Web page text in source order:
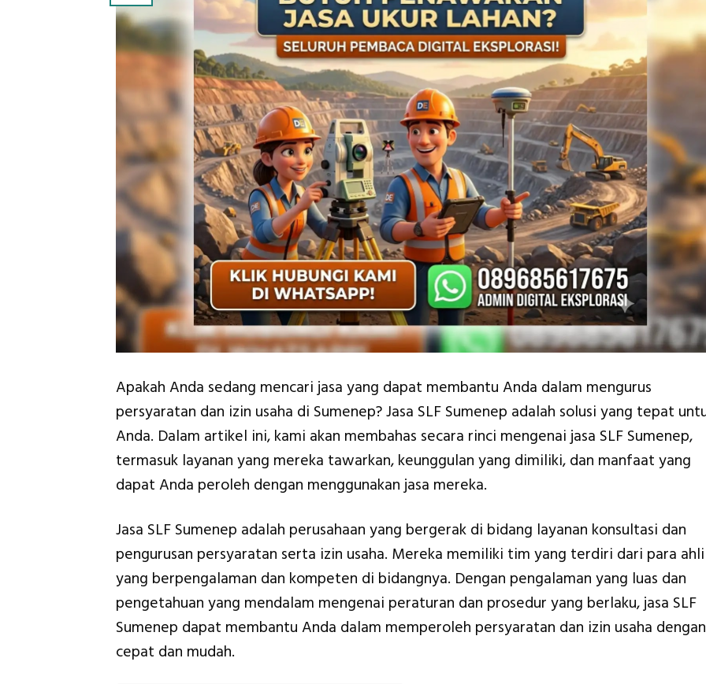
Apakah Anda sedang mencari jasa yang dapat membantu Anda dalam mengurus
persyaratan dan izin usaha di Sumenep? Jasa SLF Sumenep adalah solusi yang tepat
Anda. Dalam artikel ini, kami akan membahas secara rinci mengenai jasa SLF Sumenep,
termasuk layanan yang mereka tawarkan, keunggulan yang dimiliki, dan manfaat yang
dapat Anda peroleh dengan menggunakan jasa mereka.
Jasa SLF Sumenep adalah perusahaan yang bergerak di bidang layanan konsultasi dan
pengurusan persyaratan serta izin usaha. Mereka memiliki tim yang terdiri dari para ahli
yang berpengalaman dan kompeten di bidangnya. Dengan pengalaman yang luas dan
pengetahuan yang mendalam mengenai peraturan dan prosedur yang berlaku, jasa SLF
Sumenep dapat membantu Anda dalam memperoleh persyaratan dan izin usaha dengan
cepat dan mudah.